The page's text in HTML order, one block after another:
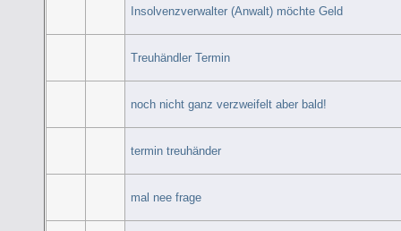
Insolvenzverwalter (Anwalt) möchte Geld
Treuhändler Termin
noch nicht ganz verzweifelt aber bald!
termin treuhänder
mal nee frage